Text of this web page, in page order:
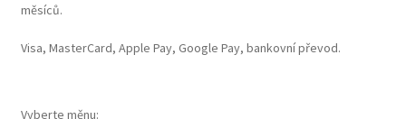
měsíců.
Visa, MasterCard, Apple Pay, Google Pay, bankovní převod.
Vyberte měnu: